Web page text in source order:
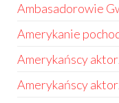
Ambasadorowie
Amerykanie
Amerykańscy
Amerykańscy